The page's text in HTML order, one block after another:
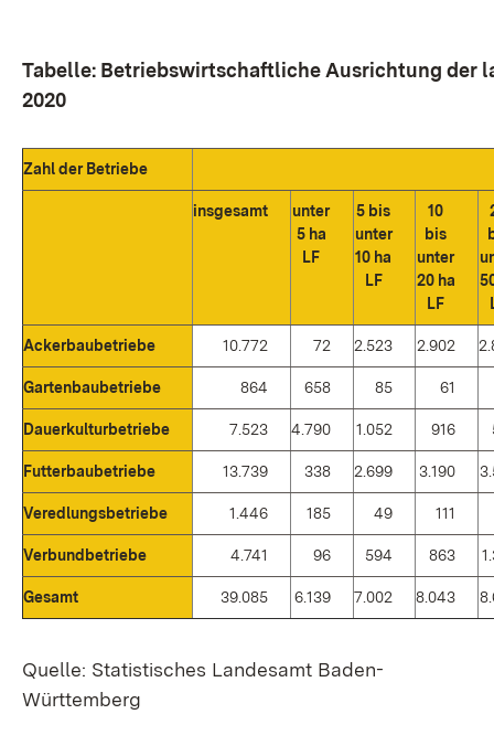
Tabelle: Betriebswirtschaftliche Ausrichtung der
2020
Zahl der Betriebe
insgesamt
unter
5 ha
LF
5 bis
unter
10 ha
LF
10
bis
unter
20 ha
LF
Ackerbaubetriebe 10.772 72 2.523 2.902
Gartenbaubetriebe 864 658 85 61
Dauerkulturbetriebe 7.523 4.790 1.052 916
Futterbaubetriebe 13.739 338 2.699 3.190
Veredlungsbetriebe 1.446 185 49 111
Verbundbetriebe 4.741 96 594 863
Gesamt 39.085 6.139 7.002 8.043
Quelle: Statistisches Landesamt Baden-
Württemberg